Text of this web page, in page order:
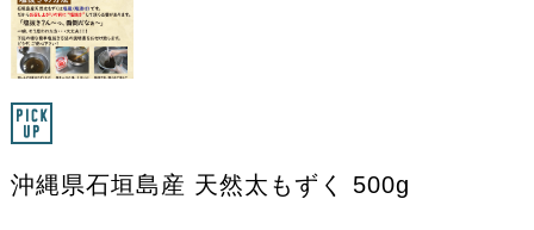
沖縄県石垣島産 天然太もずく 500g